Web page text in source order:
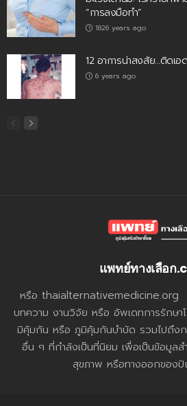
“การลงมือทำ”
1826 years ago
12 อาการน่าสงสัย…ติดเอ
6 years ago
แพทย์ทางเลือก
หรือ thaialternativemedicine.org เ
บทความ งานวิจัย หรือ อัพเดทการรักษา
มิคุ้มกัน หรือ ภูมิคุ้มกันบำบัด รวมไปถึงก
อื่น ๆ ที่กำลังเป็นที่นิยม เพื่อเป็นข้อมูล
สุขภาพ หรือทางออกของ